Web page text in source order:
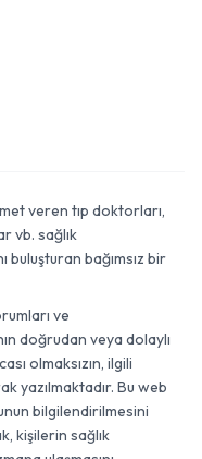
veren tıp doktorları,
vb. sağlık
buluşturan bağımsız bir
ve
doğrudan veya dolaylı
olmaksızın, ilgili
yazılmaktadır. Bu web
bilgilendirilmesini
kişilerin sağlık